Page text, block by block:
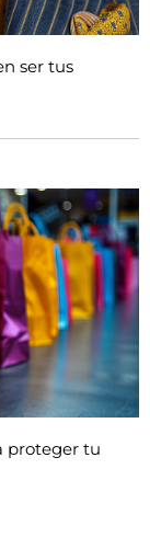
ser tus
proteger tu